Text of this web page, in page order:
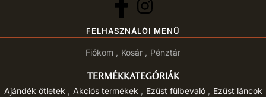
FELHASZNÁLÓI MENÜ
Fiókom Kosár Pénztár
TERMÉKKATEGÓRIÁK
Ajándék ötletek Akciós termékek Ezüst fülbevaló
Ezüst láncok